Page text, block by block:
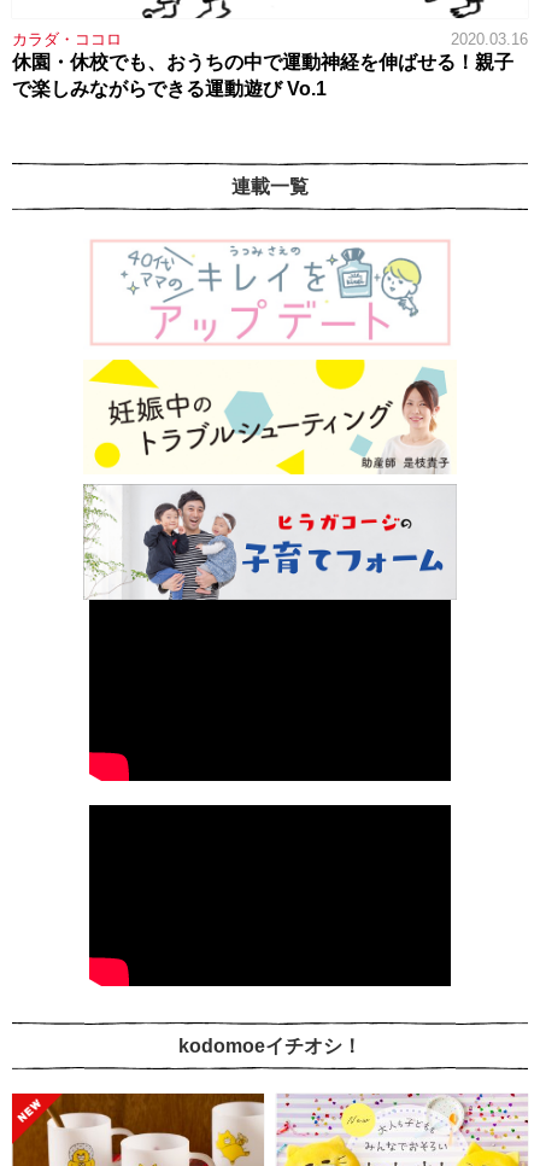
カラダ・ココロ 2020.03.16
休園・休校でも、おうちの中で運動神経を伸ばせる！親子
で楽しみながらできる運動遊び Vo.1
連載一覧
kodomoeイチオシ！